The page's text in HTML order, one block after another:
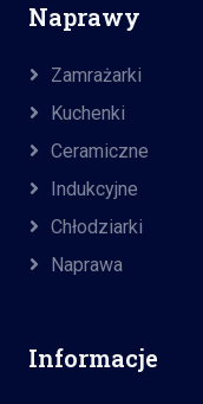
Naprawy
Zamrażarki
Kuchenki
Ceramiczne
Indukcyjne
Chłodziarki
Naprawa
Informacje